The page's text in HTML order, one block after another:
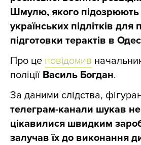
Шмулю, якого підозрюють
українських підлітків для
підготовки терактів в
Про це повідомив
поліції Василь Богдан.
За даними слідства,
телеграм-канали шукав
цікавилися швидким
залучав їх до виконання